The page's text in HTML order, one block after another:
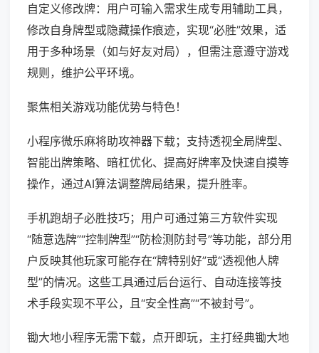
自定义修改牌：用户可输入需求生成专用辅助工具，
修改自身牌型或隐藏操作痕迹，实现“必胜”效果，适
用于多种场景（如与好友对局），但需注意遵守游戏
规则，维护公平环境。
聚焦相关游戏功能优势与特色！
小程序微乐麻将助攻神器下载；支持透视全局牌型、
智能出牌策略、暗杠优化、提高好牌率及快速自摸等
操作，通过AI算法调整牌局结果，提升胜率。
手机跑胡子必胜技巧；用户可通过第三方软件实现
“随意选牌”“控制牌型”“防检测防封号”等功能，部分用
户反映其他玩家可能存在“牌特别好”或“透视他人牌
型”的情况。这些工具通过后台运行、自动连接等技
术手段实现不平公，且“安全性高”“不被封号”。
锄大地小程序无需下载，点开即玩，主打经典锄大地